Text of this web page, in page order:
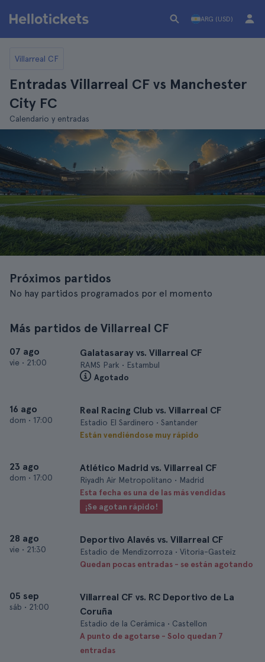
ARG (USD)
Villarreal CF
Entradas Villarreal CF vs Manchester
City FC
Calendario y entradas
Próximos partidos
No hay partidos programados por el momento
Más partidos de Villarreal CF
07 ago
vie • 21:00
Galatasaray vs. Villarreal CF
RAMS Park • Estambul
Agotado
16 ago
dom • 17:00
Real Racing Club vs. Villarreal CF
Estadio El Sardinero • Santander
Están vendiéndose muy rápido
23 ago
dom • 17:00
Atlético Madrid vs. Villarreal CF
Riyadh Air Metropolitano • Madrid
Esta fecha es una de las más vendidas
¡Se agotan rápido!
28 ago
vie • 21:30
Deportivo Alavés vs. Villarreal CF
Estadio de Mendizorroza • Vitoria-Gasteiz
Quedan pocas entradas - se están agotando
05 sep
sáb • 21:00
Villarreal CF vs. RC Deportivo de La
Coruña
Estadio de la Cerámica • Castellon
A punto de agotarse - Solo quedan 7
entradas